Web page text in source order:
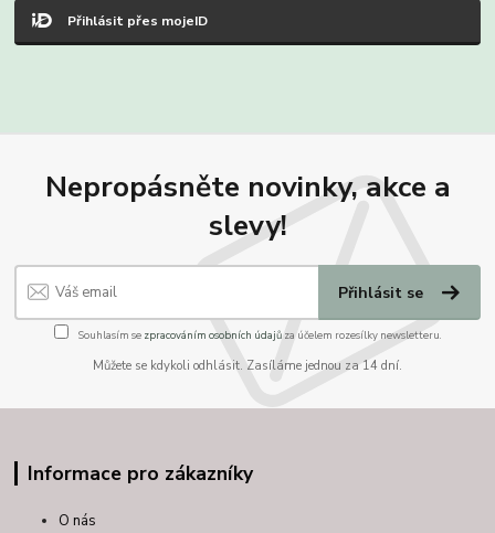
Přihlásit přes mojeID
Nepropásněte novinky, akce a
slevy!
Přihlásit se
Souhlasím se zpracováním osobních údajůza účelem rozesílky newsletteru.
Můžete se kdykoli odhlásit. Zasíláme jednou za 14 dní.
Informace pro zákazníky
O nás